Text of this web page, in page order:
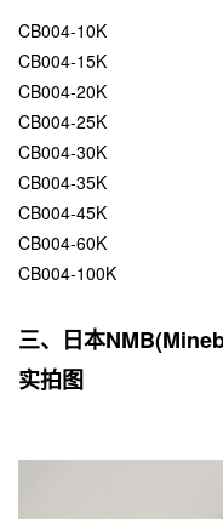
CB004-10K
CB004-15K
CB004-20K
CB004-25K
CB004-30K
CB004-35K
CB004-45K
CB004-60K
CB004-100K
三、日本
实拍图